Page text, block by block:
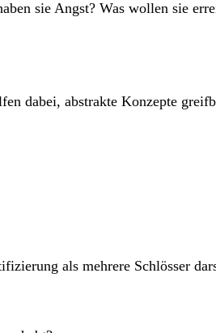
sie Angst? Was wollen sie
dabei, abstrakte Konzepte
als mehrere Schlösser